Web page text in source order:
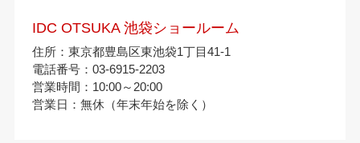
IDC OTSUKA 池袋ショールーム
住所：東京都豊島区東池袋1丁目41-1
電話番号：03-6915-2203
営業時間：10:00～20:00
営業日：無休（年末年始を除く）